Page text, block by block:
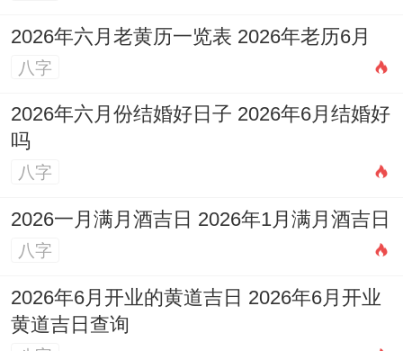
2026年六月老黄历一览表 2026年老历6月
八字
2026年六月份结婚好日子 2026年6月结婚好
吗
八字
2026一月满月酒吉日 2026年1月满月酒吉日
八字
2026年6月开业的黄道吉日 2026年6月开业
黄道吉日查询